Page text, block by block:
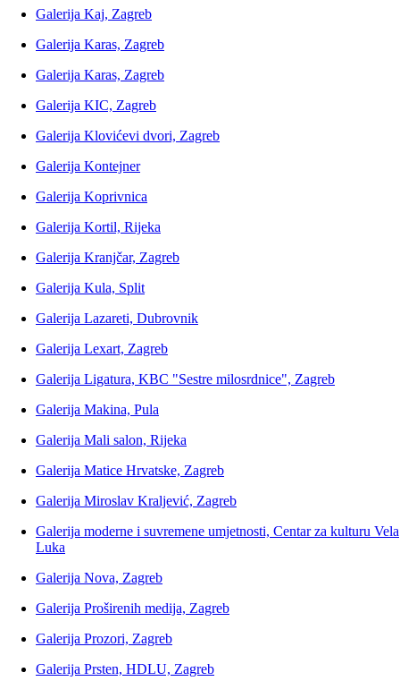
Galerija Kaj, Zagreb
Galerija Karas, Zagreb
Galerija Karas, Zagreb
Galerija KIC, Zagreb
Galerija Klovićevi dvori, Zagreb
Galerija Kontejner
Galerija Koprivnica
Galerija Kortil, Rijeka
Galerija Kranjčar, Zagreb
Galerija Kula, Split
Galerija Lazareti, Dubrovnik
Galerija Lexart, Zagreb
Galerija Ligatura, KBC "Sestre milosrdnice", Zagreb
Galerija Makina, Pula
Galerija Mali salon, Rijeka
Galerija Matice Hrvatske, Zagreb
Galerija Miroslav Kraljević, Zagreb
Galerija moderne i suvremene umjetnosti, Centar za kulturu Vela
Luka
Galerija Nova, Zagreb
Galerija Proširenih medija, Zagreb
Galerija Prozori, Zagreb
Galerija Prsten, HDLU, Zagreb